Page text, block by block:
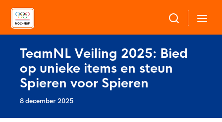
Over NOC*NSF
Sportagenda 2032
Leden
Sportdeelname
TeamNL Veiling 2025: Bied
op unieke items en steun
Spieren voor Spieren
8 december 2025